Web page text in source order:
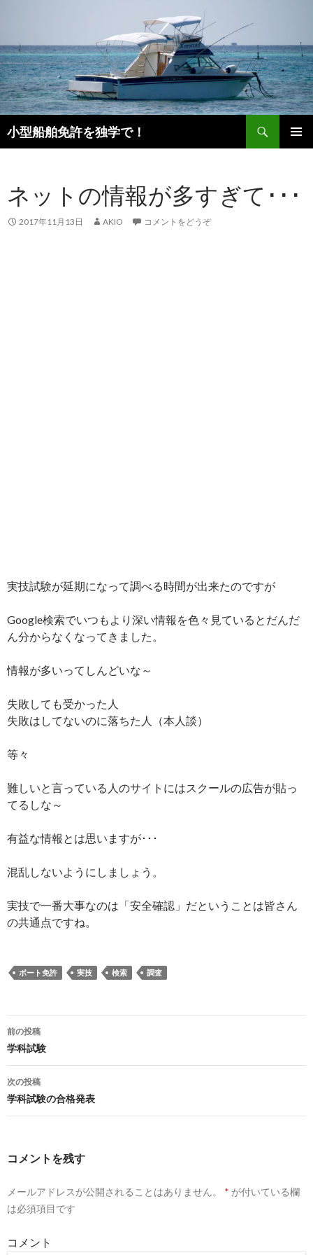
小型船舶免許を独学で！
検
索
ン
ツ
へ
ネットの情報が多すぎて･･･
2017年11月13日 AKIO コメントをどうぞ
実技試験が延期になって調べる時間が出来たのですが
Google検索でいつもより深い情報を色々見ているとだんだ
ん分からなくなってきました。
情報が多いってしんどいな～
失敗しても受かった人
失敗はしてないのに落ちた人（本人談）
等々
難しいと言っている人のサイトにはスクールの広告が貼っ
てるしな～
有益な情報とは思いますが･･･
混乱しないようにしましょう。
実技で一番大事なのは「安全確認」だということは皆さん
の共通点ですね。
ボート免許 実技 検索 調査
投
稿
ナ
ゲ
シ
ン
前の投稿
学科試験
次の投稿
学科試験の合格発表
コメントを残す
メールアドレスが公開されることはありません。 * が付いている欄
は必須項目です
コメント